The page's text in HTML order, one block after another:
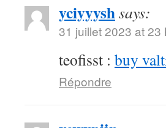
yciyyyshsays:
31 juillet 2023 at 23
teofisst : buy
Répondre